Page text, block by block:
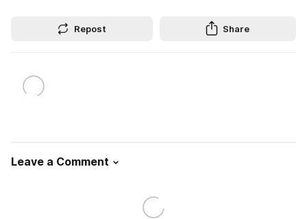
Repost Share
Leave a Comment